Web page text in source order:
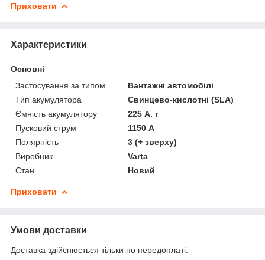
Приховати
Характеристики
Основні
Застосування за типом
Вантажні автомобілі
Тип акумулятора
Свинцево-кислотні (SLA)
Ємність акумулятору
225 А. г
Пусковий струм
1150 А
Полярність
3 (+ зверху)
Виробник
Varta
Стан
Новий
Приховати
Умови доставки
Доставка здійснюється тільки по передоплаті.